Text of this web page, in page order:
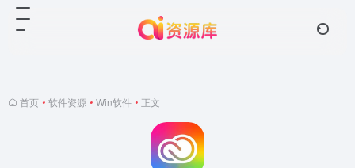
首页 • 软件资源 • Win软件 • 正文